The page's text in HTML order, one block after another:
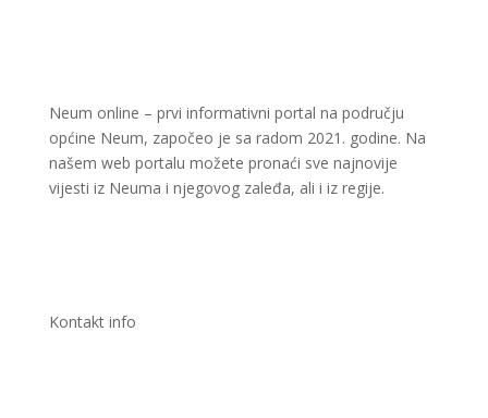
Neum online – prvi informativni portal na području
općine Neum, započeo je sa radom 2021. godine. Na
našem web portalu možete pronaći sve najnovije
vijesti iz Neuma i njegovog zaleđa, ali i iz regije.
Kontakt info